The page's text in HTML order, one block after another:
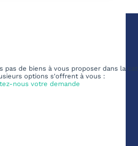
pas de biens à vous proposer dans la
options s'offrent à vous :
nous votre demande